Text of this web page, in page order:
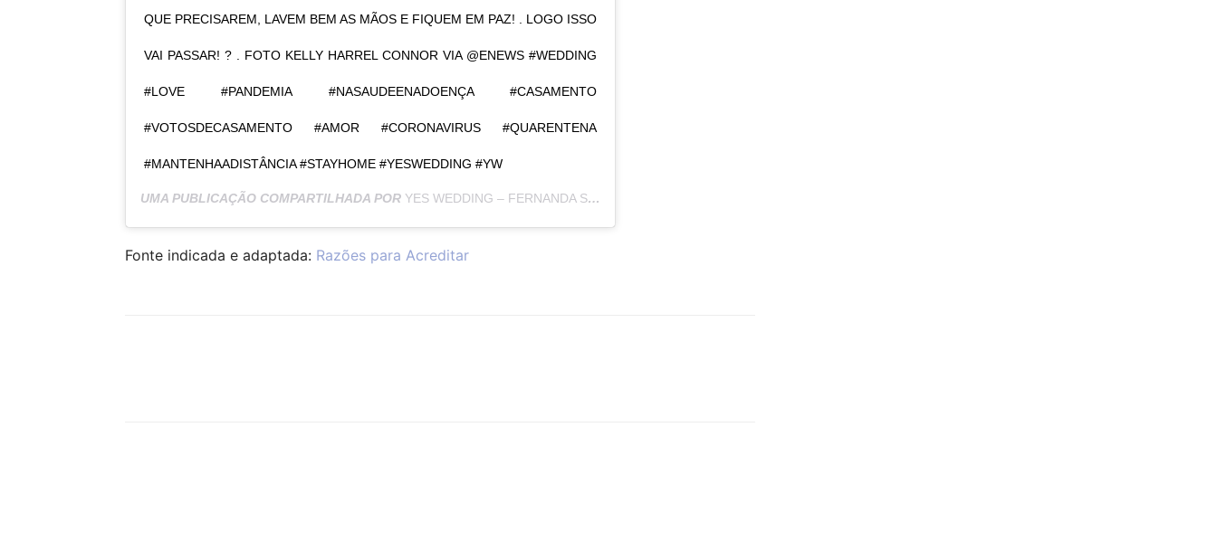
QUE PRECISAREM, LAVEM BEM AS MÃOS E FIQUEM EM PAZ! . LOGO ISSO
VAI PASSAR! ? . FOTO KELLY HARREL CONNOR VIA @ENEWS #WEDDING
#LOVE #PANDEMIA #NASAUDEENADOENÇA #CASAMENTO
#VOTOSDECASAMENTO #AMOR #CORONAVIRUS #QUARENTENA
#MANTENHAADISTÂNCIA #STAYHOME #YESWEDDING #YW
UMA PUBLICAÇÃO COMPARTILHADA POR YES WEDDING – FERNANDA SUPLICY
Fonte indicada e adaptada: Razões para Acreditar